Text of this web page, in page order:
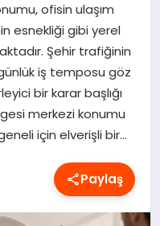
ofisin ulaşım
esnekliği gibi yerel
Şehir trafiğinin
iş temposu göz
bir karar başlığı
merkezi konumu
için elverişli bir…
Paylaş